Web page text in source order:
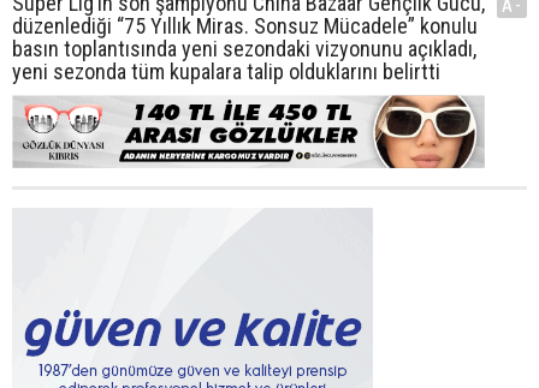
düzenlediği “75 Yıllık Miras. Sonsuz Mücadele” konulu
basın toplantısında yeni sezondaki vizyonunu açıkladı,
yeni sezonda tüm kupalara talip olduklarını belirtti
A-